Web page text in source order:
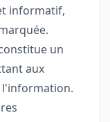
informatif,
un
aux
l'information.